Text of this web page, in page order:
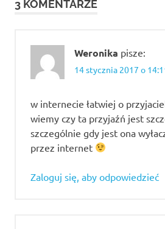
odzyskać
przyjaźń
zaufanie
przyjaciółki
jakie mogą być
wspólne
szukam
3 KOMENTARZE
Weronika pisze:
14 stycznia 2017 o
w internecie łatwiej o
wiemy czy ta przyjaźń jest
szczególnie gdy jest ona
przez internet
Zaloguj się, aby odpowiedzieć